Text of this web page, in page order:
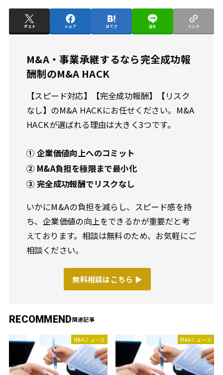
ポスト シェア はてブ 送る リンク
M&A・事業承継するなら完全成功報
酬制のM&A HACK
【スピード対応】【完全成功報酬】【リスク
なし】のM&A HACKにお任せください。M&A
HACKが選ばれる理由は大きく3つです。
① 企業価値向上へのコミット
② M&A負担を極限まで最小化
③ 完全成功報酬でリスクなし
いかにM&Aの負担を減らし、スピード感を持
ち、企業価値の向上をできるかが重要だと考
えております。相談は無料のため、お気軽にご
相談ください。
無料相談はこちら ▶︎
RECOMMEND
M&Aニュース M&Aニュース